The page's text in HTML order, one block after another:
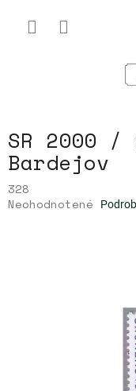
obsah
SR 2000
Bardejov
328
Priemerné
Neohodnotené